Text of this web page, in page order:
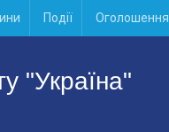
Події Оголошення
"Україна"